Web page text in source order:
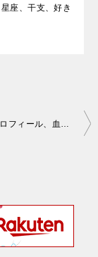
座、干支、好き